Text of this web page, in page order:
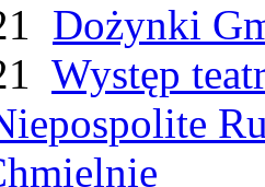
Dożynki
Występ